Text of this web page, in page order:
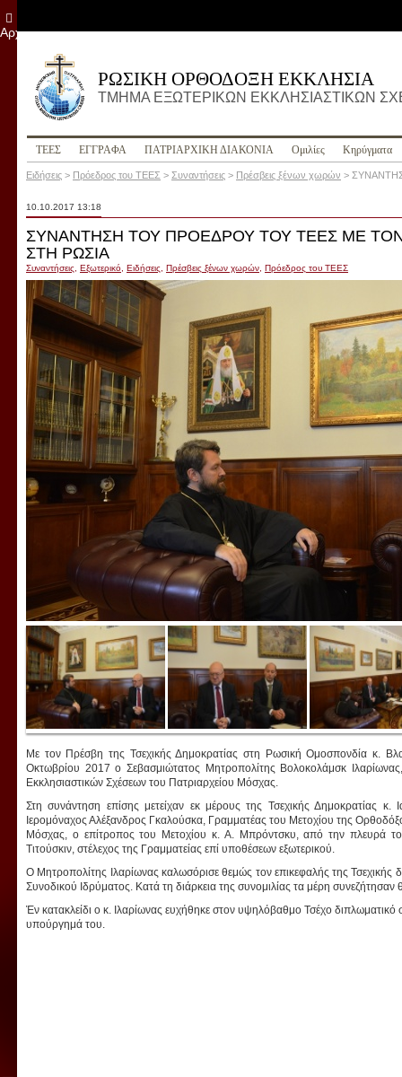
ΡΩΣΙΚΗ ΟΡΘΟΔΟΞΗ ΕΚΚΛΗΣΙΑ
ΤΜΗΜΑ ΕΞΩΤΕΡΙΚΩΝ ΕΚΚΛΗΣΙΑΣΤΙΚΩΝ
ΤΕΕΣ ΕΓΓΡΑΦΑ ПΑΤΡΙΑΡΧΙΚΗ ΔΙΑΚΟΝΙΑ Ομιλίες Κηρύγματα
Ειδήσεις > Пρόεδρος του ΤΕΕΣ > Συναντήσεις > Πρέσβεις ξένων χωρών >
10.10.2017 13:18
ΣΥΝΑΝΤΗΣΗ ΤΟΥ ΠΡΟΕΔΡΟΥ ΤΟΥ ΤΕΕΣ ΜΕ
ΣΤΗ ΡΩΣΙΑ
Συναντήσεις Εξωτερικό Ειδήσεις Πρέσβεις ξένων χωρών Пρόεδρος του ΤΕΕΣ
Με τον Πρέσβη της Τσεχικής Δημοκρατίας στη Ρωσική Ομοσπονδία κ.
Οκτωβρίου 2017 ο Σεβασμιώτατος Μητροπολίτης Βολοκολάμσκ
Εκκλησιαστικών Σχέσεων του Πατριαρχείου Μόσχας.
Στη συνάντηση επίσης μετείχαν εκ μέρους της Τσεχικής Δημοκρατίας
Ιερομόναχος Αλέξανδρος Γκαλούσκα, Γραμματέας του Μετοχίου της
Μόσχας, ο επίτροπος του Μετοχίου κ. Α. Μπρόντσκυ, από την πλευρά
Τιτούσκιν, στέλεχος της Γραμματείας επί υποθέσεων εξωτερικού.
Ο Μητροπολίτης Ιλαρίωνας καλωσόρισε θεμώς τον επικεφαλής της
Συνοδικού Ιδρύματος. Κατά τη διάρκεια της συνομιλίας τα μέρη συνεζήτησαν
Ἐν κατακλείδι ο κ. Ιλαρίωνας ευχήθηκε στον υψηλόβαθμο Τσέχο διπλωματικό
υπούργημά του.
Αρχείο